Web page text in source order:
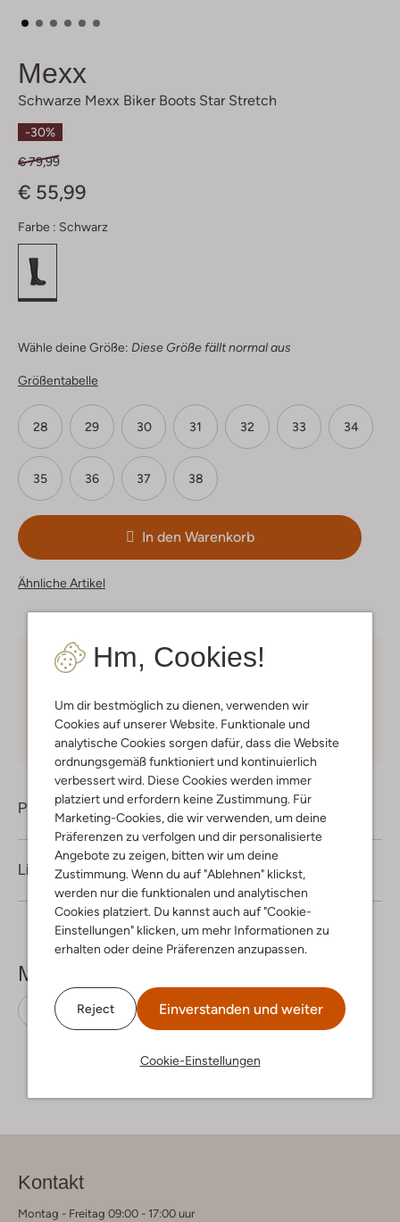
Hm, Cookies!
Um dir bestmöglich zu dienen, verwenden wir
Cookies auf unserer Website. Funktionale und
analytische Cookies sorgen dafür, dass die Website
ordnungsgemäß funktioniert und kontinuierlich
verbessert wird. Diese Cookies werden immer
platziert und erfordern keine Zustimmung. Für
Marketing-Cookies, die wir verwenden, um deine
Präferenzen zu verfolgen und dir personalisierte
Angebote zu zeigen, bitten wir um deine
Zustimmung. Wenn du auf "Ablehnen" klickst,
werden nur die funktionalen und analytischen
Cookies platziert. Du kannst auch auf "Cookie-
Einstellungen" klicken, um mehr Informationen zu
erhalten oder deine Präferenzen anzupassen.
Reject Einverstanden und weiter
Cookie-Einstellungen
Mexx
Schwarze Mexx Biker Boots Star Stretch
-30%
€ 79,99
€ 55,99
Farbe : Schwarz
Wähle deine Größe: Diese Größe fällt normal aus
Größentabelle
28 29 30 31 32 33 34
35 36 37 38
In den Warenkorb
Ähnliche Artikel
Kostenloser Versandab € 75 für Club-Omoda
Kauf auf Rechnung 30 TagenRückgaberecht
Produktinformation
Lieferung & Rückgabe
Mehr sehen
Biker Boots Mexx Leder
Kontakt
Montag - Freitag 09:00 - 17:00 uur